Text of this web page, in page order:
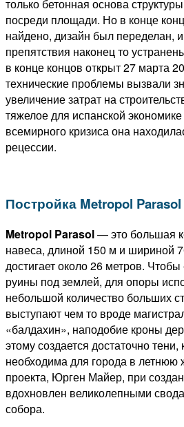
только бетонная основа
посреди площади. Но в конце
найдено, дизайн был переделан,
препятствия наконец то
в конце концов открыт 27 марта
технические проблемы вызвали
увеличение затрат на
тяжелое для испанской
всемирного кризиса она
рецессии.
Постройка Metropol Parasol
Metropol Parasol— это большая
навеса, длиной 150 м и шириной
достигает около 26 метров.
руины под землей, для опоры
небольшой количество больших
выступают чем то вроде
«балдахин», наподобие кроны
этому создается достаточно тени,
необходима для города в летнюю
проекта, Юрген Майер, при
вдохновлен великолепными
собора.